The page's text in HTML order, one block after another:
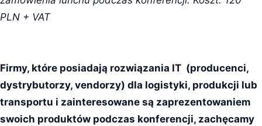
PLN + VAT
Firmy, które posiadają rozwiązania IT (producenci,
dystrybutorzy, vendorzy) dla logistyki, produkcji lub
transportu i zainteresowane są zaprezentowaniem
swoich produktów podczas konferencji, zachęcamy